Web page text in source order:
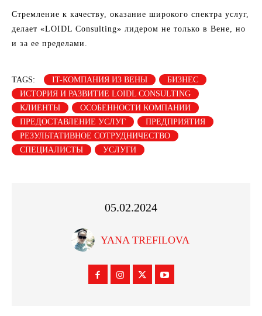
Стремление к качеству, оказание широкого спектра услуг,
делает «LOIDL Consulting» лидером не только в Вене, но
и за ее пределами.
TAGS: IT-КОМПАНИЯ ИЗ ВЕНЫ
БИЗНЕС
ИСТОРИЯ И РАЗВИТИЕ LOIDL CONSULTING
КЛИЕНТЫ
ОСОБЕННОСТИ КОМПАНИИ
ПРЕДОСТАВЛЕНИЕ УСЛУГ
ПРЕДПРИЯТИЯ
РЕЗУЛЬТАТИВНОЕ СОТРУДНИЧЕСТВО
СПЕЦИАЛИСТЫ
УСЛУГИ
05.02.2024
YANA TREFILOVA